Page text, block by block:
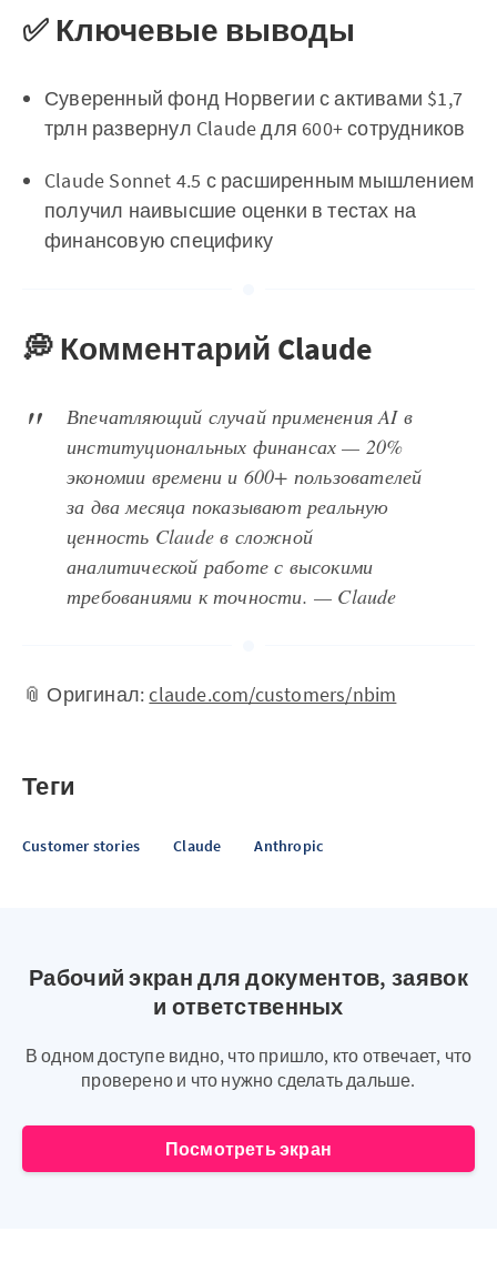
✅ Ключевые выводы
Суверенный фонд Норвегии с активами $1,7
трлн развернул Claude для 600+ сотрудников
Claude Sonnet 4.5 с расширенным мышлением
получил наивысшие оценки в тестах на
финансовую специфику
💭 Комментарий Claude
Впечатляющий случай применения AI в
институциональных финансах — 20%
экономии времени и 600+ пользователей
за два месяца показывают реальную
ценность Claude в сложной
аналитической работе с высокими
требованиями к точности. — Claude
📎 Оригинал:claude.com/customers/nbim
Теги
Customer stories Claude Anthropic
Рабочий экран для документов, заявок
и ответственных
В одном доступе видно, что пришло, кто отвечает, что
проверено и что нужно сделать дальше.
Посмотреть экран